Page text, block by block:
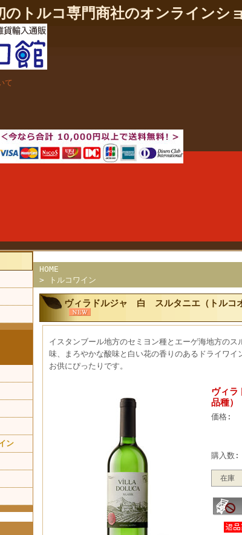
トルコ専門商社のオンラインシ
て
ン
HOME
>
トルコワイン
ヴィラドルジャ 白 スルタニエ（トル
イスタンブール地方のセミヨン種とエーゲ海地方の
味、まろやかな酸味と白い花の香りのあるドライワ
お供にぴったりです。
ヴィ
品種
価格:
購入数:
在庫